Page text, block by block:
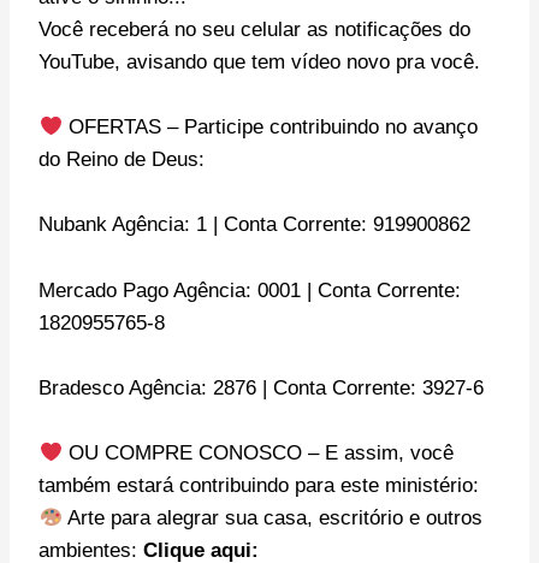
Você receberá no seu celular as notificações do
YouTube, avisando que tem vídeo novo pra você.
OFERTAS – Participe contribuindo no avanço
do Reino de Deus:
Nubank Agência: 1 | Conta Corrente: 919900862
Mercado Pago Agência: 0001 | Conta Corrente:
1820955765-8
Bradesco Agência: 2876 | Conta Corrente: 3927-6
OU COMPRE CONOSCO – E assim, você
também estará contribuindo para este ministério:
Arte para alegrar sua casa, escritório e outros
ambientes:Clique aqui: